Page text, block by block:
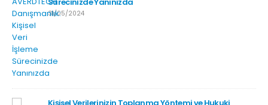
Sürecinizde Yanınızda
31/05/2024